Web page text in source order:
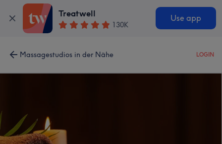
Treatwell
130K
Use app
Massagestudios in der Nähe LOGIN